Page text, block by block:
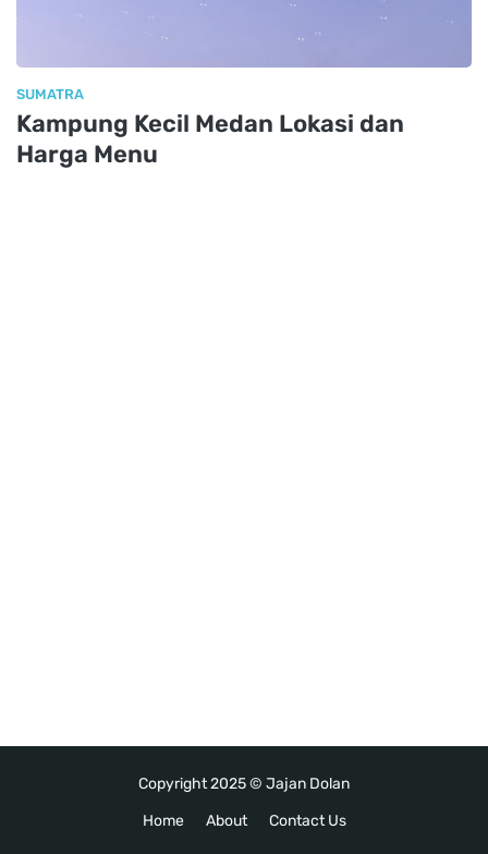
SUMATRA
Kampung Kecil Medan Lokasi dan
Harga Menu
Copyright 2025 © Jajan Dolan
Home
About Contact Us